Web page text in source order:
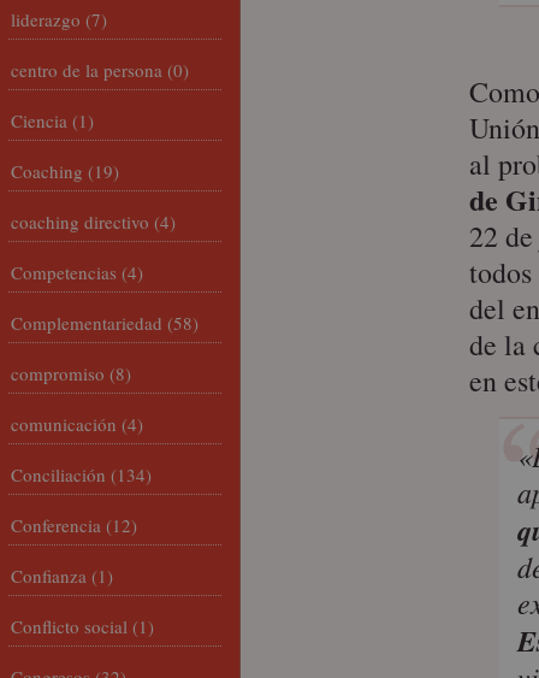
al
de
22
del
de la
en
liderazgo (7)
centro de la persona (0)
Ciencia (1)
Coaching (19)
coaching directivo (4)
Competencias (4)
Complementariedad (58)
compromiso (8)
comunicación (4)
Conciliación (134)
Conferencia (12)
Confianza (1)
Conflicto social (1)